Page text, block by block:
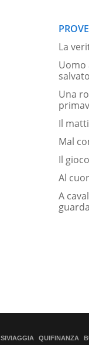
La
Uomo
salvato
Una
Il
Mal
Il
Al
A
SIVIAGGIA QUIFINANZA